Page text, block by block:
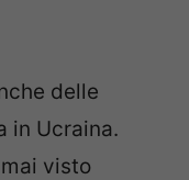
delle
in Ucraina.
visto